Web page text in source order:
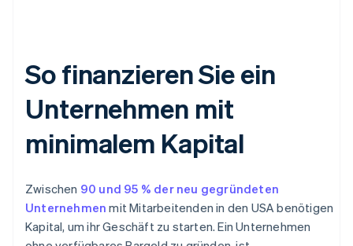
So finanzieren Sie ein
Unternehmen mit
minimalem Kapital
Zwischen 90 und 95 % der neu gegründeten
Unternehmen mit Mitarbeitenden in den USA benötigen
Kapital, um ihr Geschäft zu starten. Ein Unternehmen